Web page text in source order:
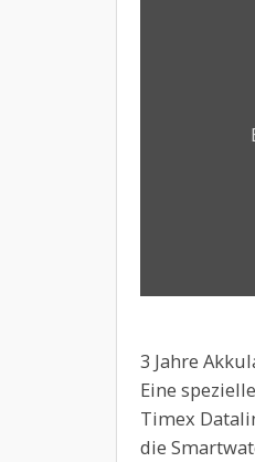
3 Jahre
Eine
Timex
die